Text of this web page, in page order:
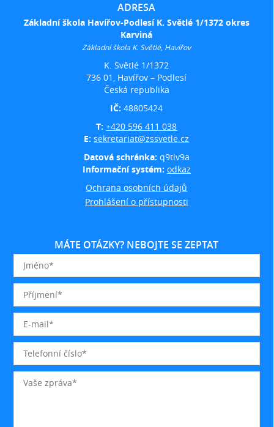
ADRESA
Základní škola Havířov-Podlesí K. Světlé 1/1372 okres
Karviná
Základní škola K. Světlé, Havířov
K. Světlé 1/1372
736 01, Havířov – Podlesí
Česká republika
IČ:48805424
T:+420 596 411 038
E:sekretariat@zssvetle.cz
Datová schránka: q9tiv9a
Informační systém: odkaz
Ochrana osobních údajů
Prohlášení o přístupnosti
MÁTE OTÁZKY? NEBOJTE SE ZEPTAT